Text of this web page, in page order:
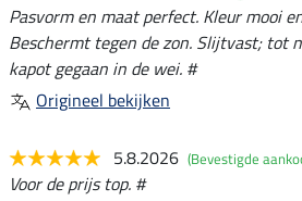
Pasvorm en maat perfect. Kleur mooi
Beschermt tegen de zon. Slijtvast; tot
kapot gegaan in de wei. #
Origineel bekijken
5.8.2026 (Bevestigde
Voor de prijs top. #